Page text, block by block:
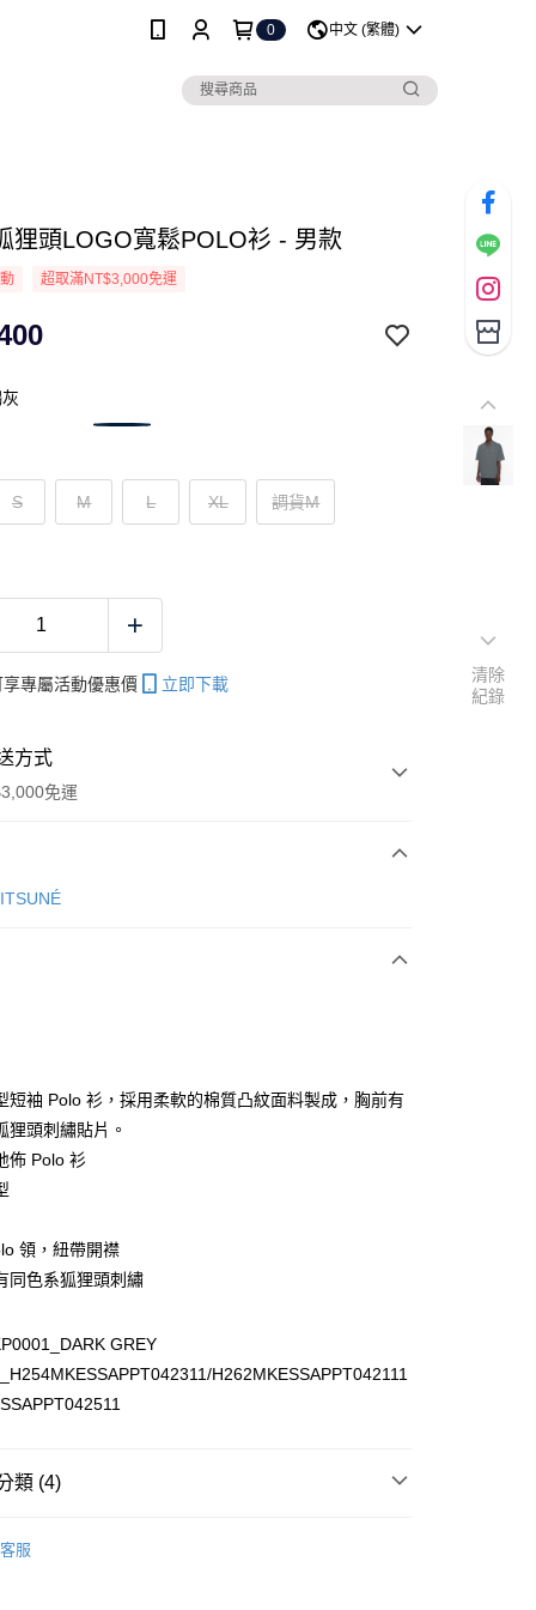
0 中文 (繁體)
狸頭LOGO寬鬆POLO衫 - 男款
超取滿NT$3,000免運
S M L XL 調貨M
專屬活動優惠價 立即下載
方式
免運
款
取貨
，滿NT$3,000(含以上)免運費
取貨
取貨
，滿NT$3,000(含以上)免運費
，滿NT$3,000(含以上)免運費
短袖 Polo 衫，採用柔軟的棉質凸紋面料製成，胸前有
狸頭刺繡貼片。
佈 Polo 衫
領，紐帶開襟
同色系狐狸頭刺繡
GREY
H262MKESSAPPT042111
類 (4)
客服
清除
紀錄